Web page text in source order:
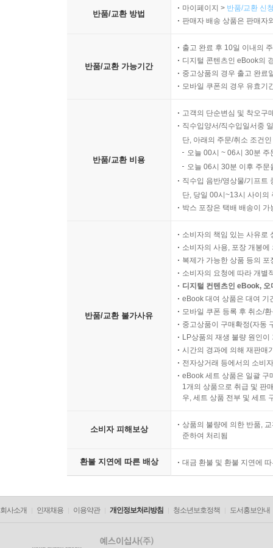
반품/교환 방법
마이페이지 > 반품/교환 신
판매자 배송 상품은 판매자
반품/교환 가능기간
출고 완료 후 10일 이내의
디지털 콘텐츠인 eBook의
중고상품의 경우 출고 완료
모바일 쿠폰의 경우 유효기
반품/교환 비용
고객의 단순변심 및 착오구
직수입양서/직수입일서중
단, 아래의 주문/취소 조건
오늘 00시 ~ 06시 30분
오늘 06시 30분 이후 주
직수입 음반/영상물/기프트
단, 당일 00시~13시 사이의
박스 포장은 택배 배송이
반품/교환 불가사유
소비자의 책임 있는 사유로
소비자의 사용, 포장 개봉
복제가 가능한 상품 등의
소비자의 요청에 따라 개별
디지털 컨텐츠인 eBook,
eBook 대여 상품은 대여 기
모바일 쿠폰 등록 후 취소/
중고상품이 구매확정(자동
LP상품의 재생 불량 원인
시간의 경과에 의해 재판매
전자상거래 등에서의 소비
eBook 세트 상품은 일괄 구
1개의 상품으로 취급 및 판
우, 세트 상품 전부 및 세트
소비자 피해보상
상품의 불량에 의한 반품,
준하여 처리됨
환불 지연에 따른 배상 대금 환불 및 환불 지연에
회사소개 인재채용 이용약관 개인정보처리방침 청소년보호정책 도서홍보안내